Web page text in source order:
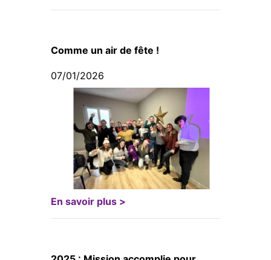
Comme un air de fête !
07/01/2026
En savoir plus >